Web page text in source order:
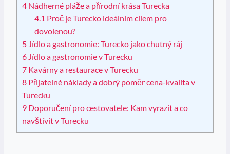
4 Nádherné pláže a přírodní krása Turecka
4.1 Proč je Turecko ideálním cílem pro
dovolenou?
5 Jídlo a gastronomie: Turecko jako chutný ráj
6 Jídlo a gastronomie v Turecku
7 Kavárny a restaurace v Turecku
8 Přijatelné náklady a dobrý poměr cena-kvalita v
Turecku
9 Doporučení pro cestovatele: Kam vyrazit a co
navštívit v Turecku